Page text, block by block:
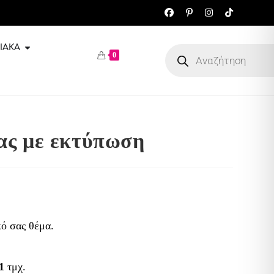
0
με εκτύπωση
σας θέμα.
1 τμχ.